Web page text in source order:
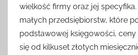
wielkość firmy oraz jej
małych przedsiębiorstw, które
podstawowej księgowości,
się od kilkuset złotych